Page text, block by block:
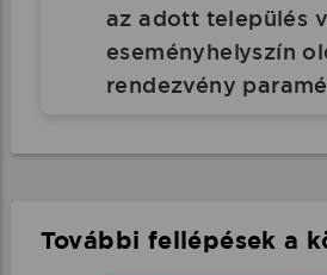
az adott település
eseményhelyszín
rendezvény
További fellépések a